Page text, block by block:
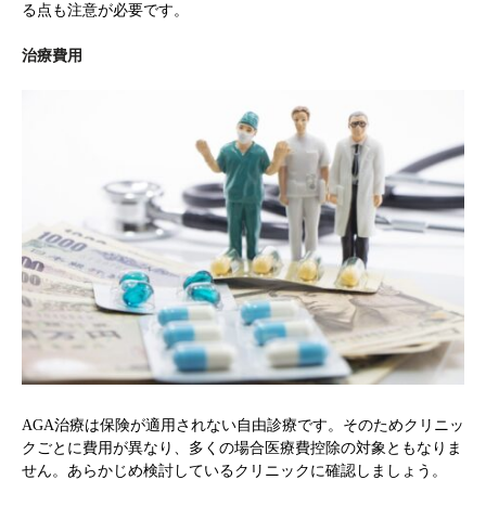
る点も注意が必要です。
治療費用
AGA治療は保険が適用されない自由診療です。そのためクリニッ
クごとに費用が異なり、多くの場合医療費控除の対象ともなりま
せん。あらかじめ検討しているクリニックに確認しましょう。